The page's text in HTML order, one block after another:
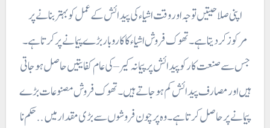
اپنی صلاحیتیں توجہ اور وقت اشیاء کی پیدائش کے عمل کو بہتر بنانے پر
مرکوز کر دیتا ہے۔ تھوک فروش اشیاء کا کاروبار بڑے پیمانے پر کرتا ہے۔
جس سے صنعت کار کو پیدائش پر پیمانہ کیر – کی عام کفایتیں حاصل ہو جاتی
ہیں اور مصارف پیدائش کم ہو جاتے ہیں۔ تھوک فروش مصنوعات بڑے
پیمانے پر حاصل کرتا ہے۔ وہ پرچون فروشوں سے بڑی مقدار میں ..حکم نا